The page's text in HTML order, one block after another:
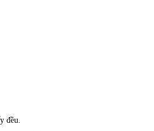
đều.